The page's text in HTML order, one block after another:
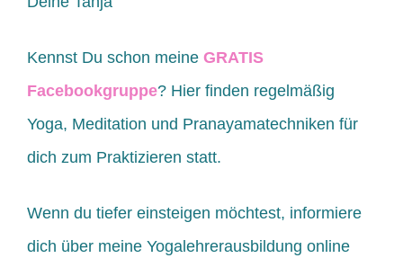
Kennst Du schon meine GRATIS
Facebookgruppe? Hier finden regelmäßig
Yoga, Meditation und Pranayamatechniken für
dich zum Praktizieren statt.
Wenn du tiefer einsteigen möchtest, informiere
dich über meine Yogalehrerausbildung online